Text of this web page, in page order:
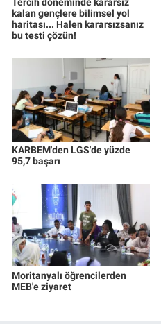
kalan gençlere bilimsel yol
haritası... Halen kararsızsanız
bu testi çözün!
KARBEM'den LGS'de yüzde
95,7 başarı
Moritanyalı öğrencilerden
MEB'e ziyaret